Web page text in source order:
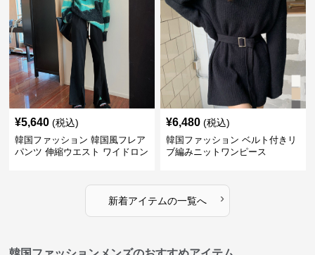
¥5,640 (税込)
韓国ファッション 韓国風フレア
パンツ 伸縮ウエスト ワイドロン
¥6,480 (税込)
韓国ファッション ベルト付きリ
ブ編みニットワンピース
新着アイテムの一覧へ ›